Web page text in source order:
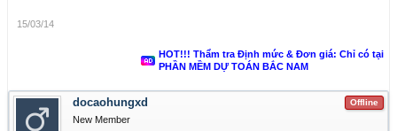
15/03/14
HOT!!! Thẩm tra Định mức & Đơn giá: Chỉ có tại
PHẦN MỀM DỰ TOÁN BẮC NAM
Offline
docaohungxd
New Member